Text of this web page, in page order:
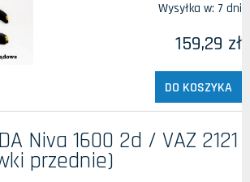
Wysyłka w: 7 dni
159,29 zł
DO KOSZYKA
Niva 1600 2d / VAZ 2121
przednie)